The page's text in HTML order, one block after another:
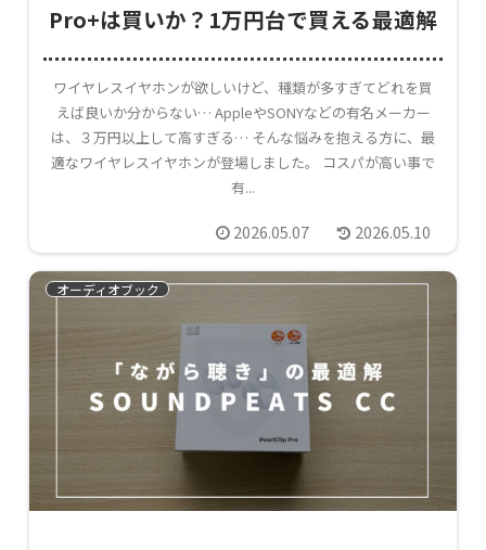
Pro+は買いか？1万円台で買える最適解
ワイヤレスイヤホンが欲しいけど、種類が多すぎてどれを買
えば良いか分からない… AppleやSONYなどの有名メーカー
は、３万円以上して高すぎる… そんな悩みを抱える方に、最
適なワイヤレスイヤホンが登場しました。 コスパが高い事で
有...
2026.05.07 2026.05.10
オーディオブック